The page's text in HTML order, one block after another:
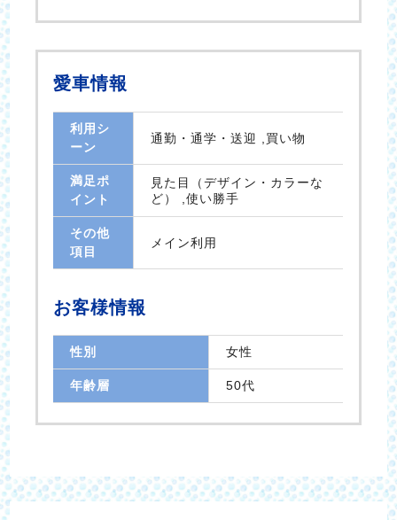
愛車情報
利用シ
ーン
通勤・通学・送迎 ,買い物
満足ポ
イント
見た目（デザイン・カラーな
ど） ,使い勝手
その他
項目
メイン利用
お客様情報
性別 女性
年齢層 50代